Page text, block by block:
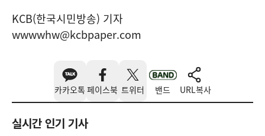
KCB(한국시민방송) 기자
wwwwhw@kcbpaper.com
카카오톡 페이스북 트위터 밴드 URL복사
실시간 인기 기사